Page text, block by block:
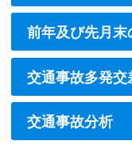
前年及び先月
交通事故多発交
交通事故分析